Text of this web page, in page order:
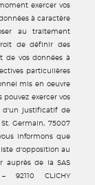
exercer vos
à caractère
au traitement
de définir des
de vos données à
particulières
mis en oeuvre
pouvez exercer vos
d'un justificatif de
Germain, 75007
informons que
d'opposition au
auprès de la SAS
92110 CLICHY